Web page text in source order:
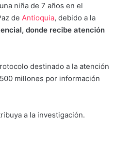
niña de 7 años en el
de Antioquia, debido a la
donde recibe atención
destinado a la atención
millones por información
a la investigación.